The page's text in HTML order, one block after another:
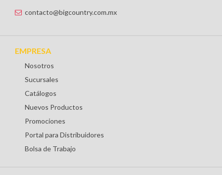
contacto@bigcountry.com.mx
EMPRESA
Nosotros
Sucursales
Catálogos
Nuevos Productos
Promociones
Portal para Distribuidores
Bolsa de Trabajo